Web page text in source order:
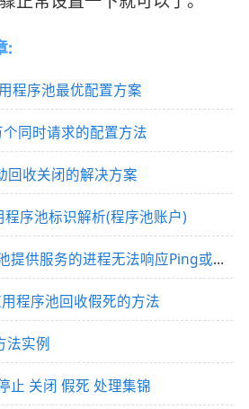
:
程序池最优配置方案
同时请求的配置方法
回收关闭的解决方案
序池标识解析(程序池账户)
解决IIS中应用程序池提供服务的进程无法响应Ping或进程关闭时间超过了限制
程序池回收假死的方法
法实例
止 关闭 假死 处理集锦